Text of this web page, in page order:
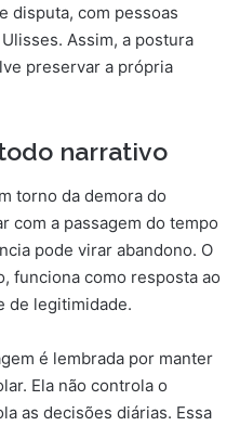
disputa, com pessoas
Assim, a postura
preservar a própria
narrativo
torno da demora do
com a passagem do tempo
pode virar abandono. O
funciona como resposta ao
de legitimidade.
é lembrada por manter
Ela não controla o
as decisões diárias. Essa